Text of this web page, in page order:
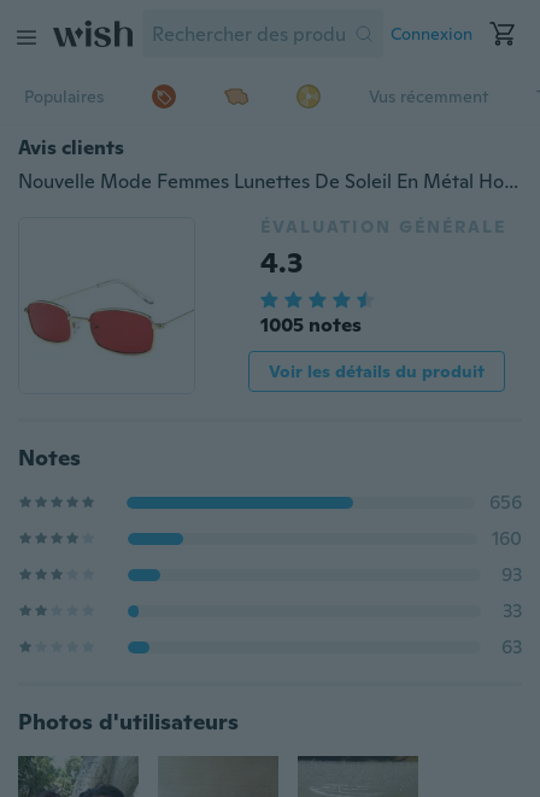
Connexion
Populaires Vus récemment
Avis clients
Nouvelle Mode Femmes Lunettes De Soleil En Métal Hommes Rétro Petit Carré Lunettes De Soleil Femme Jaune Rose Lentille Lunettes Petit Cadre Nuances Rectangle Lunettes
ÉVALUATION GÉNÉRALE
4.3
1005 notes
Voir les détails du produit
Notes
656
160
93
33
63
Photos d'utilisateurs